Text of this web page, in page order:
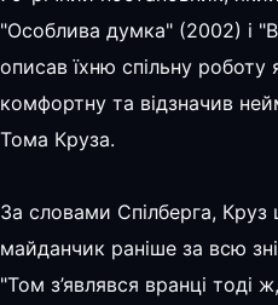
"Особлива думка" (2002) і
описав їхню спільну роботу
комфортну та відзначив
Тома Круза.
За словами Спілберга,
майданчик раніше за всю
"Том з’являвся вранці тоді